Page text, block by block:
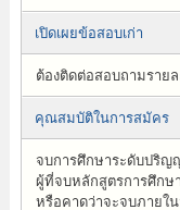
เปิดเผยข้อสอบเก่า
ต้องติดต่อสอบถามรายล
คุณสมบัติในการสมัคร
จบการศึกษาระดับปริญ
ผู้ที่จบหลักสูตรการศึกษ
หรือคาดว่าจะจบภายใ